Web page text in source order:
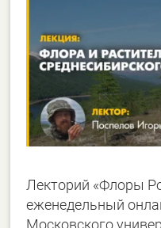
Лекторий «Флоры
еженедельный